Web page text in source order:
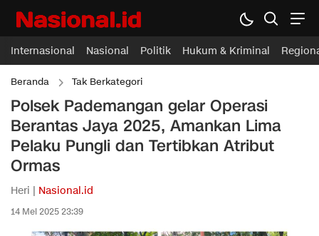
Internasional Nasional Politik Hukum & Kriminal
Beranda Tak Berkategori
Polsek Pademangan gelar Operasi
Berantas Jaya 2025, Amankan Lima
Pelaku Pungli dan Tertibkan Atribut
Ormas
Heri | Nasional.id
14 Mei 2025 23:39